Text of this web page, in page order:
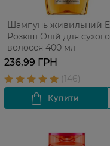
Шампунь живильний Elseve
Розкіш Олій для сухого
волосся 400 мл
236,99 ГРН